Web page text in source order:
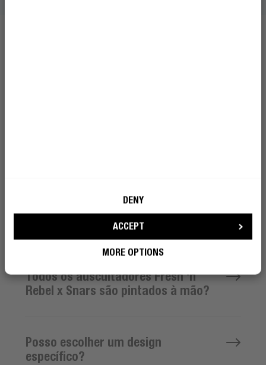
DENY
ACCEPT
MORE OPTIONS
O que torna estes auscultadores
personalizados únicos?
Todos os auscultadores Fresh 'n
Rebel x Snars são pintados à mão?
Posso escolher um design
específico?